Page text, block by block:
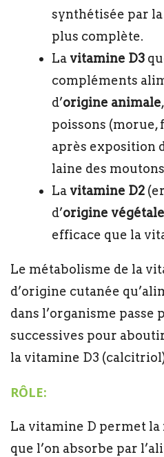
synthétisée par
plus complète.
La vitamine D3
compléments
d’origine animale
poissons (morue,
après exposition
laine des
La vitamine D2
d’origine végétale
efficace que la
Le métabolisme de la
d’origine cutanée
dans l’organisme passe
successives pour
la vitamine D3
RÔLE:
La vitamine D permet
que l’on absorbe par